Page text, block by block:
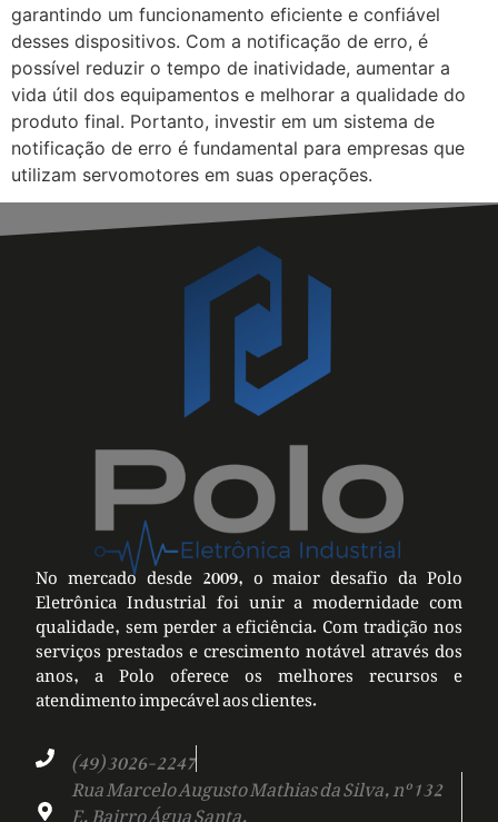
garantindo um funcionamento eficiente e confiável
desses dispositivos. Com a notificação de erro, é
possível reduzir o tempo de inatividade, aumentar a
vida útil dos equipamentos e melhorar a qualidade do
produto final. Portanto, investir em um sistema de
notificação de erro é fundamental para empresas que
utilizam servomotores em suas operações.
No mercado desde 2009, o maior desafio da Polo
Eletrônica Industrial foi unir a modernidade com
qualidade, sem perder a eficiência. Com tradição nos
serviços prestados e crescimento notável através dos
anos, a Polo oferece os melhores recursos e
atendimento impecável aos clientes.
(49) 3026-2247
Rua Marcelo Augusto Mathias da Silva, nº 132
E, Bairro Água Santa,